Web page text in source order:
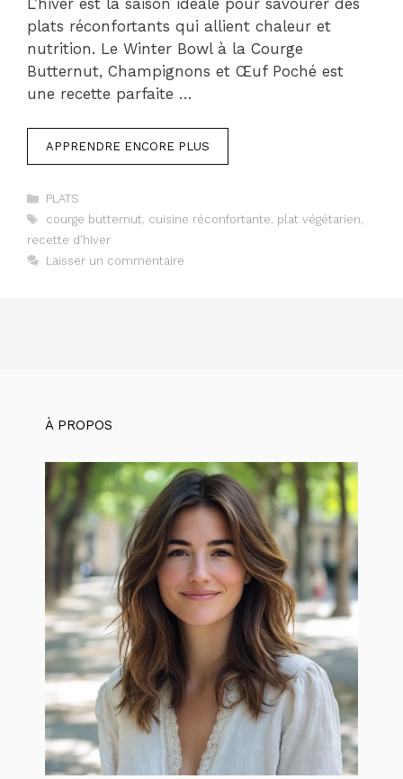
plats réconfortants qui allient chaleur et
nutrition. Le Winter Bowl à la Courge
Butternut, Champignons et Œuf Poché est
une recette parfaite …
APPRENDRE ENCORE PLUS
Catégories
PLATS
Étiquettes
courge butternut, cuisine réconfortante, plat végétarien,
recette d'hiver
Laisser un commentaire
À PROPOS